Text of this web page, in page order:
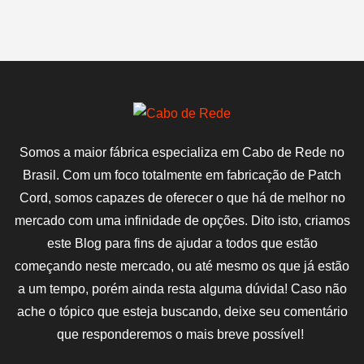
Somos a maior fábrica especializa em Cabo de Rede no
Brasil. Com um foco totalmente em fabricação de Patch
Cord, somos capazes de oferecer o que há de melhor no
mercado com uma infinidade de opções. Dito isto, criamos
este Blog para fins de ajudar a todos que estão
começando neste mercado, ou até mesmo os que já estão
a um tempo, porém ainda resta alguma dúvida! Caso não
ache o tópico que esteja buscando, deixe seu comentário
que responderemos o mais breve possível!